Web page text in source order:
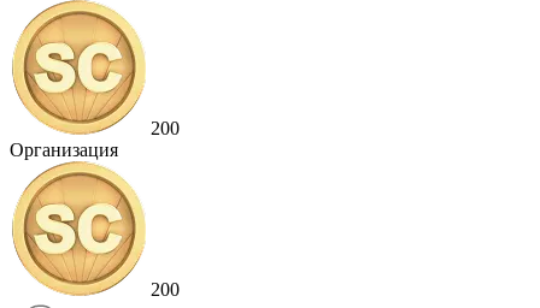
200
Организация
200